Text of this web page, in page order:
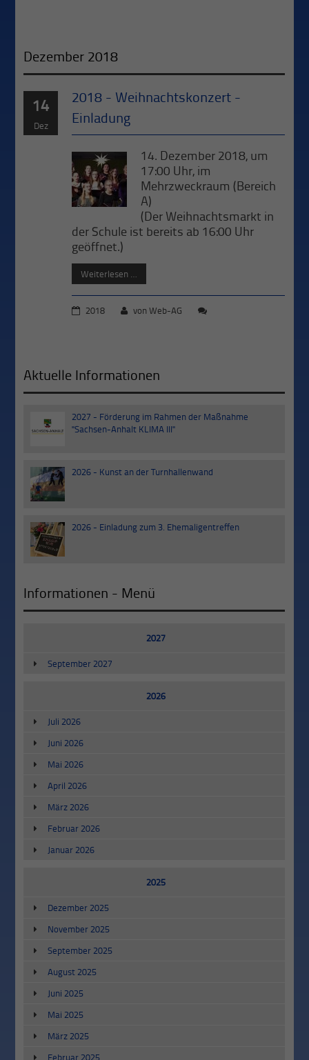
Dezember 2018
14
Dez
2018 - Weihnachtskonzert -
Einladung
14. Dezember 2018, um
17:00 Uhr, im
Mehrzweckraum (Bereich
A)
(Der Weihnachtsmarkt in
der Schule ist bereits ab 16:00 Uhr
geöffnet.)
Weiterlesen …
2018 vonWeb-AG
Aktuelle Informationen
30
2027 - Förderung im Rahmen der Maßnahme
"Sachsen-Anhalt KLIMA III"
03
Jul
2026 - Kunst an der Turnhallenwand
20
Jun
2026 - Einladung zum 3. Ehemaligentreffen
Informationen - Menü
2027
September 2027
2026
Juli 2026
Juni 2026
Mai 2026
April 2026
März 2026
Februar 2026
Januar 2026
2025
Dezember 2025
November 2025
September 2025
August 2025
Juni 2025
Mai 2025
März 2025
Februar 2025